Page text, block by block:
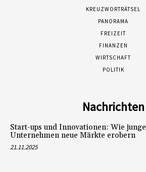
KREUZWORTRÄTSEL
PANORAMA
FREIZEIT
FINANZEN
WIRTSCHAFT
POLITIK
Nachrichten
Start-ups und Innovationen: Wie junge
Unternehmen neue Märkte erobern
21.11.2025